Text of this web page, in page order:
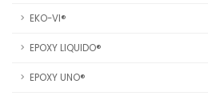
EKO-VI®
EPOXY LIQUIDO®
EPOXY UNO®